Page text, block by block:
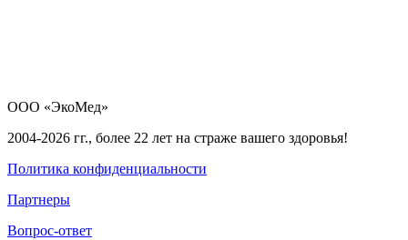
ООО «ЭкоМед»
2004-2026 гг., более 22 лет на страже вашего здоровья!
Политика конфиденциальности
Партнеры
Вопрос-ответ